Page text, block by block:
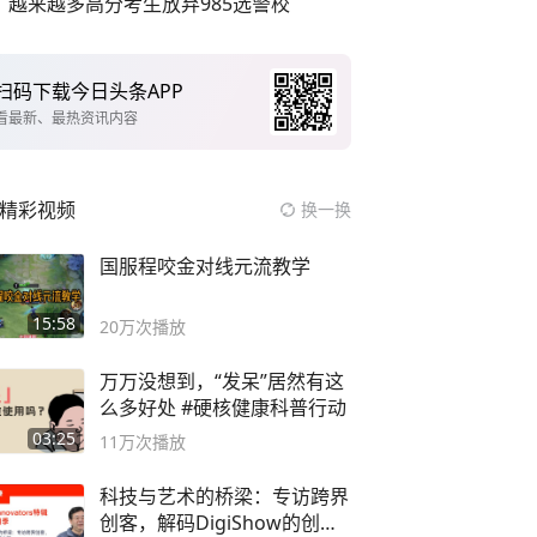
码下载今日头条APP
最新、最热资讯内容
精彩视频 换一换
15:58
国服程咬金对线元流教学
20万次播放
03:25
万万没想到，“发呆”居然有这
么多好处 #硬核健康科普行动
11万次播放
科技与艺术的桥梁：专访跨界
创客，解码DigiShow的创新